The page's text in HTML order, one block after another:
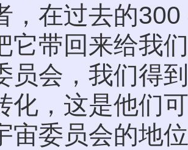
，在过去的
它带回来给我
员会，我们得
化，这是他们
宙委员会的地